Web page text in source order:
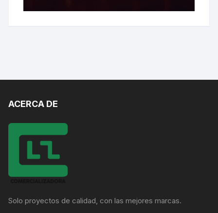
ACERCA DE
Solo proyectos de calidad, con las mejores marcas.